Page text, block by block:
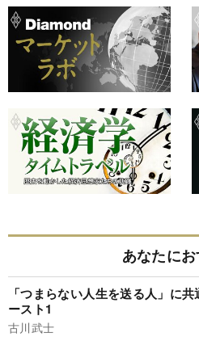
あなたに
「つまらない人生を送る人」に
ースト1
古川武士